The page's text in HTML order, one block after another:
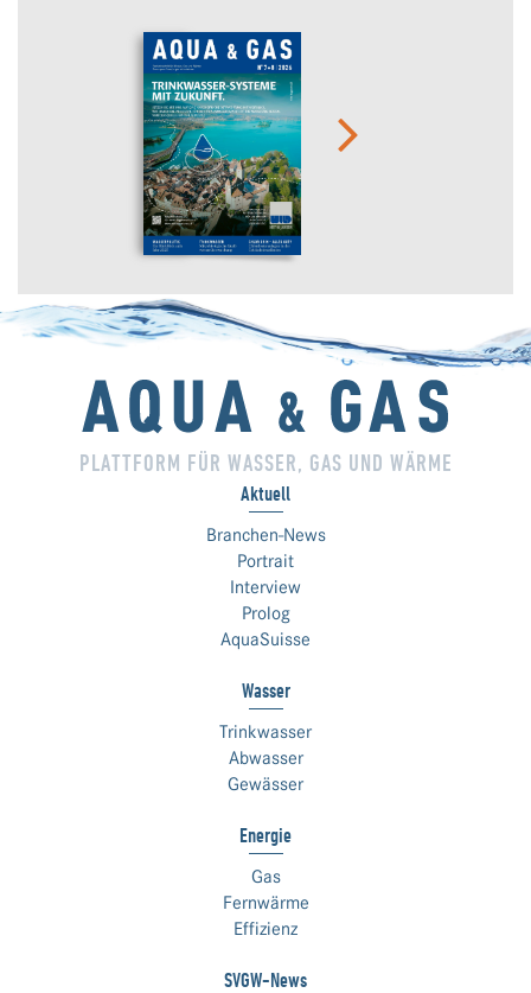
PLATTFORM FÜR WASSER, GAS UND WÄRME
Aktuell
Branchen-News
Portrait
Interview
Prolog
AquaSuisse
Wasser
Trinkwasser
Abwasser
Gewässer
Energie
Gas
Fernwärme
Effizienz
SVGW-News